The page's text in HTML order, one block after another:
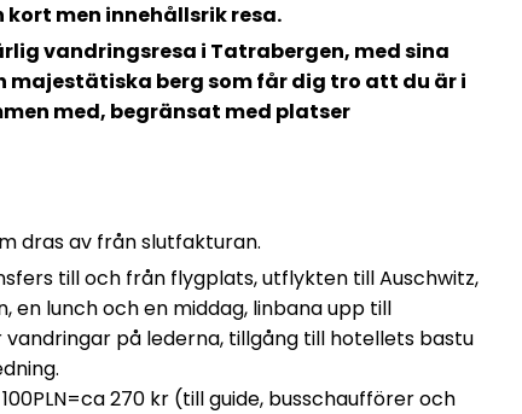
kort men innehållsrik resa.
vandringsresa i Tatrabergen, med sina
berg som får dig tro att du är i
med, begränsat med platser
dras av från slutfakturan.
till och från flygplats, utflykten till Auschwitz,
en lunch och en middag, linbana upp till
på lederna, tillgång till hotellets bastu
270 kr (till guide, busschaufförer och